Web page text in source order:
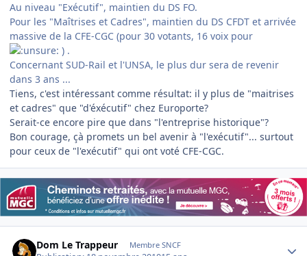
Au niveau "Exécutif", maintien du DS FO.
Pour les "Maîtrises et Cadres", maintien du DS CFDT et arrivée
massive de la CFE-CGC (pour 30 votants, 16 voix pour
) .
Concernant SUD-Rail et l'UNSA, le plus dur sera de revenir
dans 3 ans ...
Tiens, c'est intéressant comme résultat: il y plus de "maitrises
et cadres" que "d'éxécutif" chez Europorte?
Serait-ce encore pire que dans "l'entreprise historique"?
Bon courage, çà promets un bel avenir à "l'exécutif"... surtout
pour ceux de "l'exécutif" qui ont voté CFE-CGC.
Dom Le Trappeur Membre SNCF